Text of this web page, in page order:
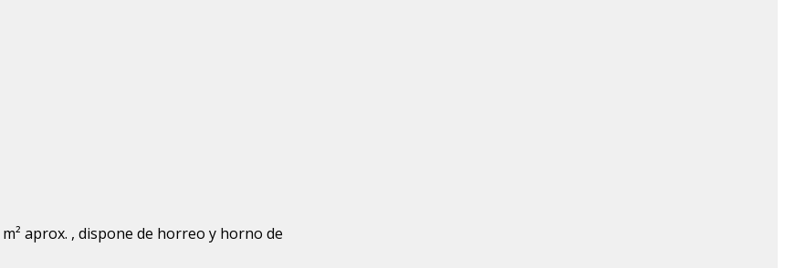
aprox. , dispone de horreo y horno de